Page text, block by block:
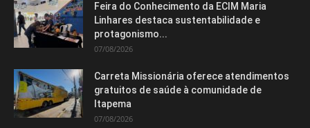
Feira do Conhecimento da ECIM Maria
Linhares destaca sustentabilidade e
protagonismo...
07/08/2026
Carreta Missionária oferece atendimentos
gratuitos de saúde à comunidade de
Itapema
07/08/2026